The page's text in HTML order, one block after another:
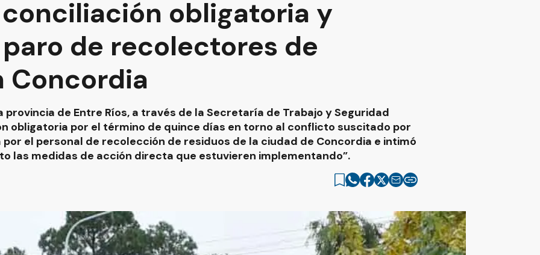
obligatoria y
de recolectores de
Concordia
provincia de Entre Ríos, a través de la Secretaría de Trabajo y Seguridad
obligatoria por el término de quince días en torno al conflicto suscitado por
el personal de recolección de residuos de la ciudad de Concordia e intimó
las medidas de acción directa que estuvieren implementando”.